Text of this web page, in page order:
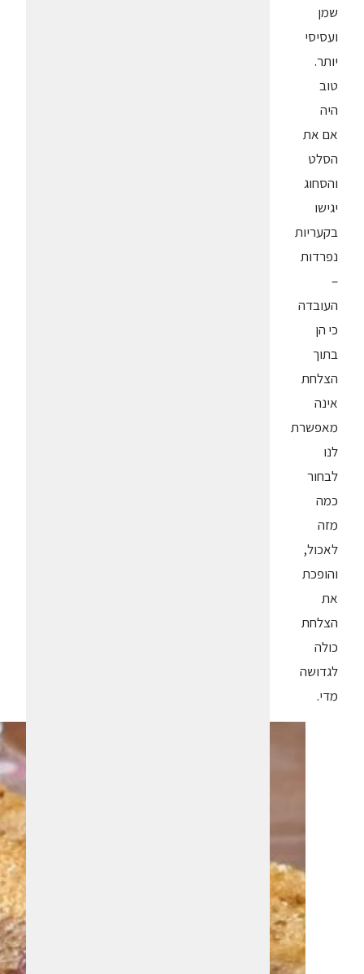
שמן
ועסיסי
יותר.
טוב
היה
אם את
הסלט
והסחוג
יגישו
בקעריות
נפרדות
–
העובדה
כי הן
בתוך
הצלחת
אינה
מאפשרת
לנו
לבחור
כמה
מזה
לאכול,
והופכת
את
הצלחת
כולה
לגדושה
מדי.